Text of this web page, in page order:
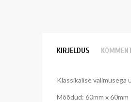
KIRJELDUS
Klassikalise välimusega
Mõõdud: 60mm x 60mm